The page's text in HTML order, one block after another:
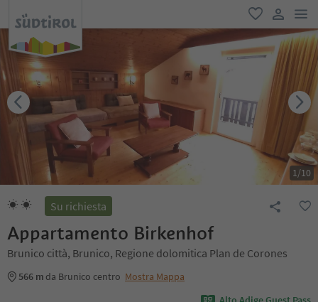
favoriti
user link
1/10
Su richiesta
Appartamento Birkenhof
Brunico città, Brunico, Regione dolomitica Plan de Corones
566 m da Brunico centro Mostra Mappa